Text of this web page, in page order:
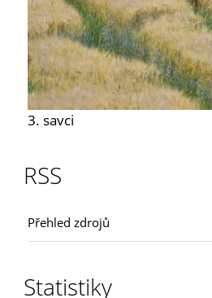
3. savci
RSS
Přehled zdrojů
Statistiky